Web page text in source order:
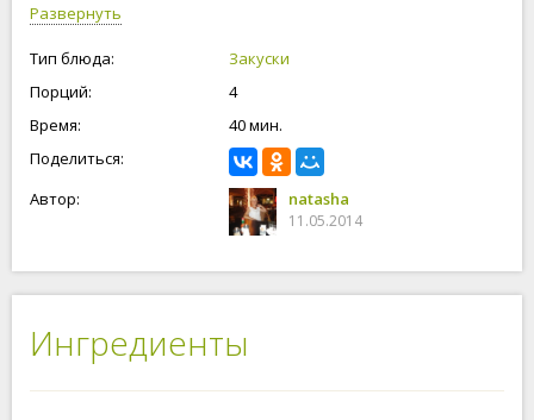
Развернуть
Тип блюда:
Закуски
Порций:
4
Время:
40 мин.
Поделиться:
Автор:
natasha
11.05.2014
Ингредиенты